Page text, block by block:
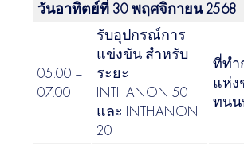
วันอาทิตย์ที่ 30 พฤศจิกายน 2568
05:00 –
07:00
รับอุปกรณ์การ
แข่งขัน สำหรับ
ระยะ
INTHANON 50
และ INTHANON
20
ที่ทำ
แห่ง
ทน